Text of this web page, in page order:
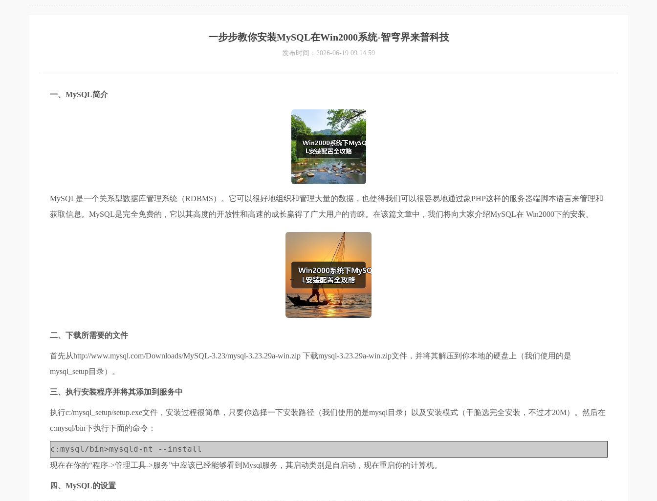
一步步教你安装MySQL在Win2000系统-智穹界来普科技
发布时间：2026-06-19 09:14:59
一、MySQL简介
MySQL是一个关系型数据库管理系统（RDBMS）。它可以很好地组织和管理大量的数据，也使得我们可以很容易地通过象PHP这样的服务器端脚本语言来管理和
获取信息。MySQL是完全免费的，它以其高度的开放性和高速的成长赢得了广大用户的青睐。在该篇文章中，我们将向大家介绍MySQL在 Win2000下的安装。
二、下载所需要的文件
首先从http://www.mysql.com/Downloads/MySQL-3.23/mysql-3.23.29a-win.zip 下载mysql-3.23.29a-win.zip文件，并将其解压到你本地的硬盘上（我们使用的是
mysql_setup目录）。
三、执行安装程序并将其添加到服务中
执行c:/mysql_setup/setup.exe文件，安装过程很简单，只要你选择一下安装路径（我们使用的是mysql目录）以及安装模式（干脆选完全安装，不过才20M）。然后在
c:mysql/bin下执行下面的命令：
c:mysql/bin>mysqld-nt --install
现在在你的“程序->管理工具->服务”中应该已经能够看到Mysql服务，其启动类别是自启动，现在重启你的计算机。
四、MySQL的设置